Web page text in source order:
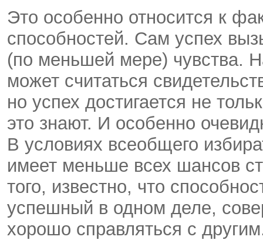
Это особенно относится к
способностей. Сам успех
(по меньшей мере) чувства.
может считаться
но успех достигается не
это знают. И особенно
В условиях всеобщего
имеет меньше всех шансов
того, известно, что
успешный в одном деле,
хорошо справляться с